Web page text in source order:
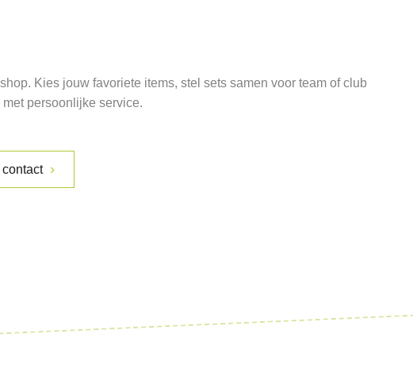
Kies jouw favoriete items, stel sets samen voor team of club
persoonlijke service.
contact